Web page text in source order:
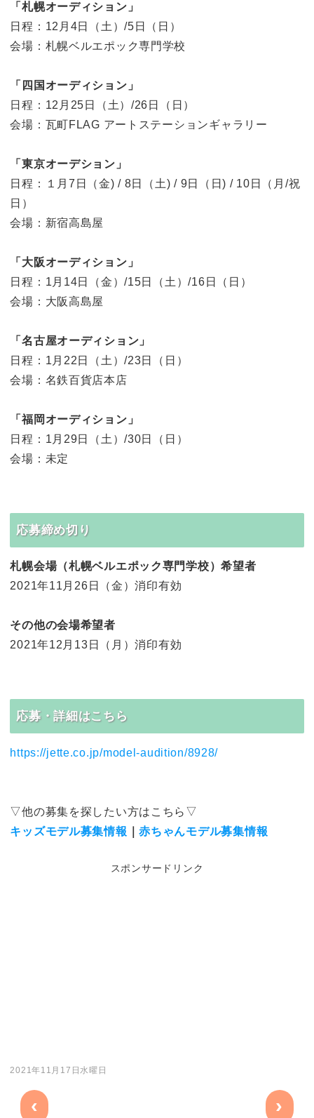
「札幌オーディション」
日程：12月4日（土）/5日（日）
会場：札幌ベルエポック専門学校
「四国オーディション」
日程：12月25日（土）/26日（日）
会場：瓦町FLAG アートステーションギャラリー
「東京オーデション」
日程：１月7日（金) / 8日（土) / 9日（日) / 10日（月/祝
日）
会場：新宿高島屋
「大阪オーディション」
日程：1月14日（金）/15日（土）/16日（日）
会場：大阪高島屋
「名古屋オーディション」
日程：1月22日（土）/23日（日）
会場：名鉄百貨店本店
「福岡オーディション」
日程：1月29日（土）/30日（日）
会場：未定
応募締め切り
札幌会場（札幌ベルエポック専門学校）希望者
2021年11月26日（金）消印有効
その他の会場希望者
2021年12月13日（月）消印有効
応募・詳細はこちら
https://jette.co.jp/model-audition/8928/
▽他の募集を探したい方はこちら▽
キッズモデル募集情報 ｜赤ちゃんモデル募集情報
スポンサードリンク
2021年11月17日水曜日
‹ ›